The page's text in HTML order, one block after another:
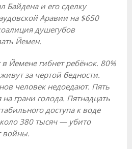
Байдена и его сделку
Аравии на $650
душегубов
Йемен.
Йемене гибнет ребёнок. 80%
за чертой бедности.
человек недоедают. Пять
грани голода. Пятнадцать
доступа к воде
380 тысяч — убито
войны.